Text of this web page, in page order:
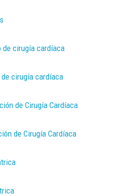
de cirugía cardíaca
cirugía cardíaca
de Cirugía Cardíaca
de Cirugía Cardíaca